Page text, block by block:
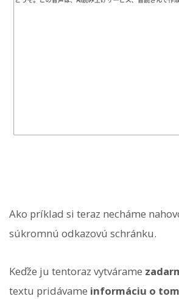
Ako príklad si teraz necháme
súkromnú odkazovú schránku.
Keďže ju tentoraz vytvárame
textu pridávame informáciu o